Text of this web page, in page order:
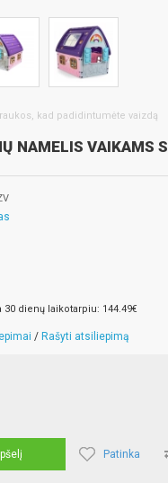
kad padidintumėte vaizdą
NAMELIS VAIKAMS
30 dienų laikotarpiu: 144.49€
/ Rašyti atsiliepimą
Patinka